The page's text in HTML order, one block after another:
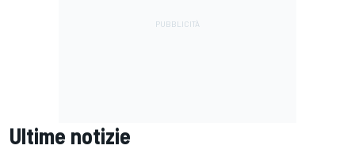
Ultime notizie